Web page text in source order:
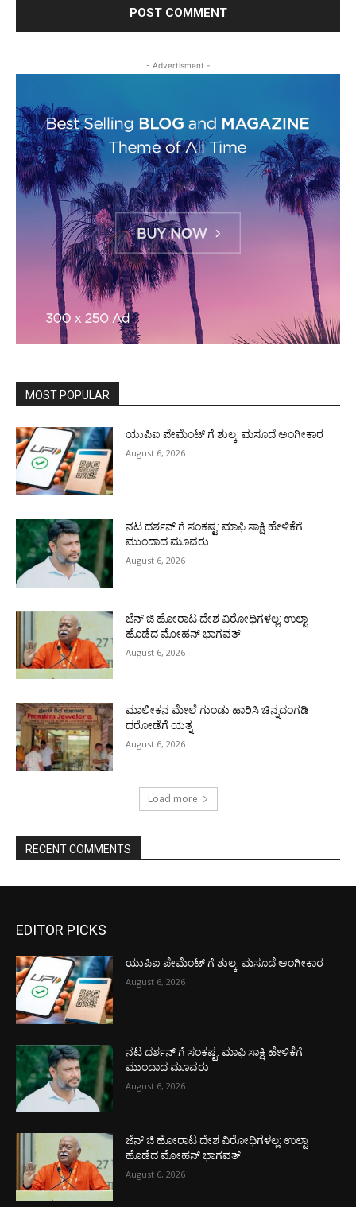
- Advertisment -
MOST POPULAR
ಯುಪಿಐ ಪೇಮೆಂಟ್ ಗೆ ಶುಲ್ಕ: ಮಸೂದೆ ಅಂಗೀಕಾರ
August 6, 2026
ನಟ ದರ್ಶನ್ ಗೆ ಸಂಕಷ್ಟ: ಮಾಫಿ ಸಾಕ್ಷಿ ಹೇಳಿಕೆಗೆ
ಮುಂದಾದ ಮೂವರು
August 6, 2026
ಜೆನ್ ಜಿ ಹೋರಾಟ ದೇಶ ವಿರೋಧಿಗಳಲ್ಲ: ಉಲ್ಟಾ
ಹೊಡೆದ ಮೋಹನ್ ಭಾಗವತ್
August 6, 2026
ಮಾಲೀಕನ ಮೇಲೆ ಗುಂಡು ಹಾರಿಸಿ ಚಿನ್ನದಂಗಡಿ
ದರೋಡೆಗೆ ಯತ್ನ
August 6, 2026
Load more
RECENT COMMENTS
EDITOR PICKS
ಯುಪಿಐ ಪೇಮೆಂಟ್ ಗೆ ಶುಲ್ಕ: ಮಸೂದೆ ಅಂಗೀಕಾರ
August 6, 2026
ನಟ ದರ್ಶನ್ ಗೆ ಸಂಕಷ್ಟ: ಮಾಫಿ ಸಾಕ್ಷಿ ಹೇಳಿಕೆಗೆ
ಮುಂದಾದ ಮೂವರು
August 6, 2026
ಜೆನ್ ಜಿ ಹೋರಾಟ ದೇಶ ವಿರೋಧಿಗಳಲ್ಲ: ಉಲ್ಟಾ
ಹೊಡೆದ ಮೋಹನ್ ಭಾಗವತ್
August 6, 2026